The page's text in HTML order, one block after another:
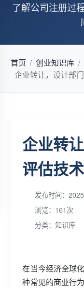
了解公司注册过
首页 / 创业知识库 /
企业转让，设计部
企业转
评估技
发布时间：
浏览：161次
分类：知识库
在当今经济全球
种常见的商业行